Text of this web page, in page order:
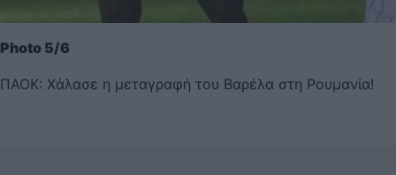
Photo 5/6
ΠΑΟΚ: Χάλασε η μεταγραφή του Βαρέλα στη Ρουμανία!